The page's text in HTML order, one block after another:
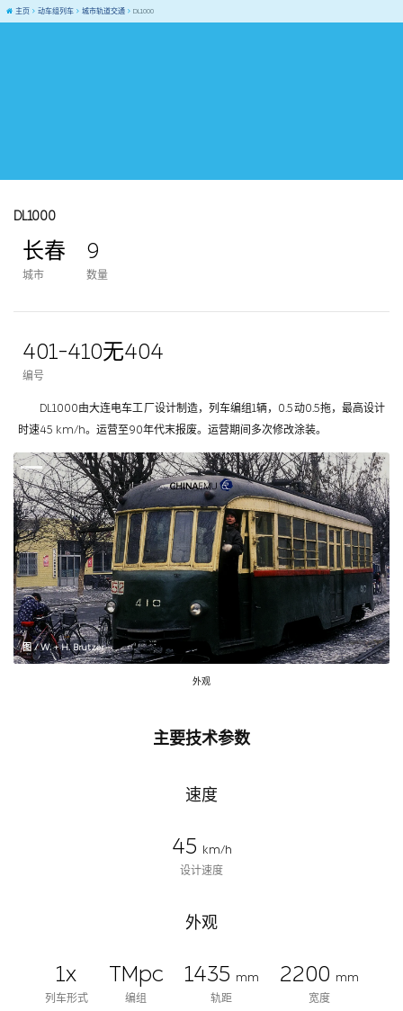
主页 动车组列车 城市轨道交通 DL1000
DL1000
长春
城市
9
数量
401-410无404
编号
DL1000由大连电车工厂设计制造，列车编组1辆，0.5动0.5拖，最高设计
时速45 km/h。运营至90年代末报废。运营期间多次修改涂装。
图 / W. + H. Brutzer
外观
主要技术参数
速度
45
km/h
设计速度
外观
1x
列车形式
TMpc
编组
1435 mm
轨距
2200 mm
宽度